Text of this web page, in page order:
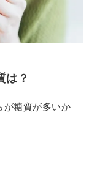
は？
が糖質が多いか